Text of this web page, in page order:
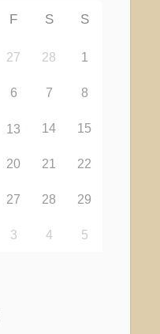
F S S
27 28 1
6 7 8
13 14 15
20 21 22
27 28 29
3 4 5